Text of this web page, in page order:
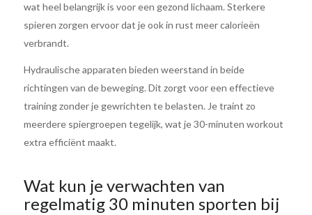
wat heel belangrijk is voor een gezond lichaam. Sterkere
spieren zorgen ervoor dat je ook in rust meer calorieën
verbrandt.
Hydraulische apparaten bieden weerstand in beide
richtingen van de beweging. Dit zorgt voor een effectieve
training zonder je gewrichten te belasten. Je traint zo
meerdere spiergroepen tegelijk, wat je 30-minuten workout
extra efficiënt maakt.
Wat kun je verwachten van
regelmatig 30 minuten sporten bij